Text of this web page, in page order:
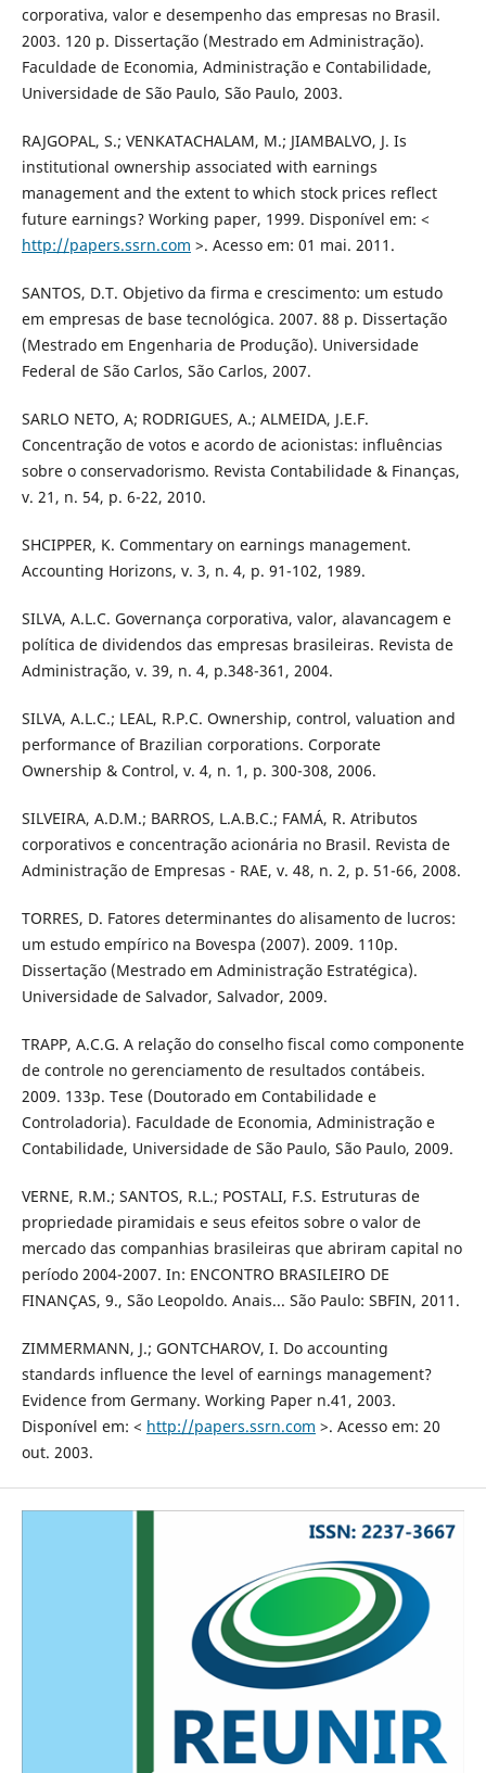
corporativa, valor e desempenho das empresas no Brasil.
2003. 120 p. Dissertação (Mestrado em Administração).
Faculdade de Economia, Administração e Contabilidade,
Universidade de São Paulo, São Paulo, 2003.
RAJGOPAL, S.; VENKATACHALAM, M.; JIAMBALVO, J. Is
institutional ownership associated with earnings
management and the extent to which stock prices reflect
future earnings? Working paper, 1999. Disponível em: <
http://papers.ssrn.com >. Acesso em: 01 mai. 2011.
SANTOS, D.T. Objetivo da firma e crescimento: um estudo
em empresas de base tecnológica. 2007. 88 p. Dissertação
(Mestrado em Engenharia de Produção). Universidade
Federal de São Carlos, São Carlos, 2007.
SARLO NETO, A; RODRIGUES, A.; ALMEIDA, J.E.F.
Concentração de votos e acordo de acionistas: influências
sobre o conservadorismo. Revista Contabilidade & Finanças,
v. 21, n. 54, p. 6-22, 2010.
SHCIPPER, K. Commentary on earnings management.
Accounting Horizons, v. 3, n. 4, p. 91-102, 1989.
SILVA, A.L.C. Governança corporativa, valor, alavancagem e
política de dividendos das empresas brasileiras. Revista de
Administração, v. 39, n. 4, p.348-361, 2004.
SILVA, A.L.C.; LEAL, R.P.C. Ownership, control, valuation and
performance of Brazilian corporations. Corporate
Ownership & Control, v. 4, n. 1, p. 300-308, 2006.
SILVEIRA, A.D.M.; BARROS, L.A.B.C.; FAMÁ, R. Atributos
corporativos e concentração acionária no Brasil. Revista de
Administração de Empresas - RAE, v. 48, n. 2, p. 51-66, 2008.
TORRES, D. Fatores determinantes do alisamento de lucros:
um estudo empírico na Bovespa (2007). 2009. 110p.
Dissertação (Mestrado em Administração Estratégica).
Universidade de Salvador, Salvador, 2009.
TRAPP, A.C.G. A relação do conselho fiscal como componente
de controle no gerenciamento de resultados contábeis.
2009. 133p. Tese (Doutorado em Contabilidade e
Controladoria). Faculdade de Economia, Administração e
Contabilidade, Universidade de São Paulo, São Paulo, 2009.
VERNE, R.M.; SANTOS, R.L.; POSTALI, F.S. Estruturas de
propriedade piramidais e seus efeitos sobre o valor de
mercado das companhias brasileiras que abriram capital no
período 2004-2007. In: ENCONTRO BRASILEIRO DE
FINANÇAS, 9., São Leopoldo. Anais... São Paulo: SBFIN, 2011.
ZIMMERMANN, J.; GONTCHAROV, I. Do accounting
standards influence the level of earnings management?
Evidence from Germany. Working Paper n.41, 2003.
Disponível em: < http://papers.ssrn.com >. Acesso em: 20
out. 2003.